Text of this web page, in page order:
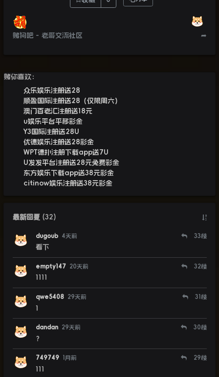
赌狗吧 - 老哥交流社区 ➦
赌你喜欢：
众乐娱乐注册送28
顺盈国际注册送28（仅限周六）
澳门百老汇注册送18元
u娱乐平台平移彩金
Y3国际注册送28U
优德娱乐注册送28彩金
WPT德扑注册下载app送7U
U发发平台注册送28元免费彩金
东方娱乐下载app送38元彩金
citinow娱乐注册送38元彩金
最新回复(32)
dugoub 4天前 33楼
看下
empty147 20天前 32楼
1111
qwe5408 29天前 31 楼
1
dandan 29天前 30楼
？
749749 1月前 29楼
111